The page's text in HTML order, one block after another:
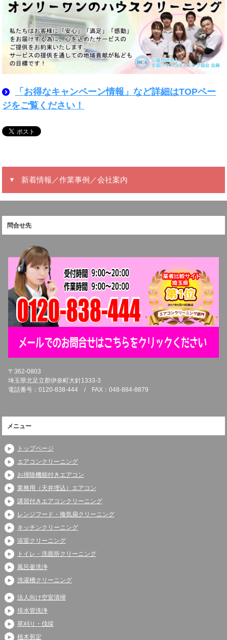
「お得なキャンペーン情報」など詳細はTOPペー
ジをご覧ください！
新着情報／作業事例／会社案内
問合せ先
〒362-0803
埼玉県北足立郡伊奈町大針1333-3
電話番号：0120-838-444 / FAX：048-884-8879
メニュー
トップページ
エアコンクリーニング
お掃除機能付きエアコン
業務用（天井埋込）エアコン
講習付きエアコンクリーニング
レンジフード・換気扇クリーニング
キッチンクリーニング
浴室クリーニング
トイレ・洗面所クリーニング
風呂釜洗浄
洗濯槽クリーニング
法人向け空室清掃
排水管洗浄
草刈り・伐採
植木剪定